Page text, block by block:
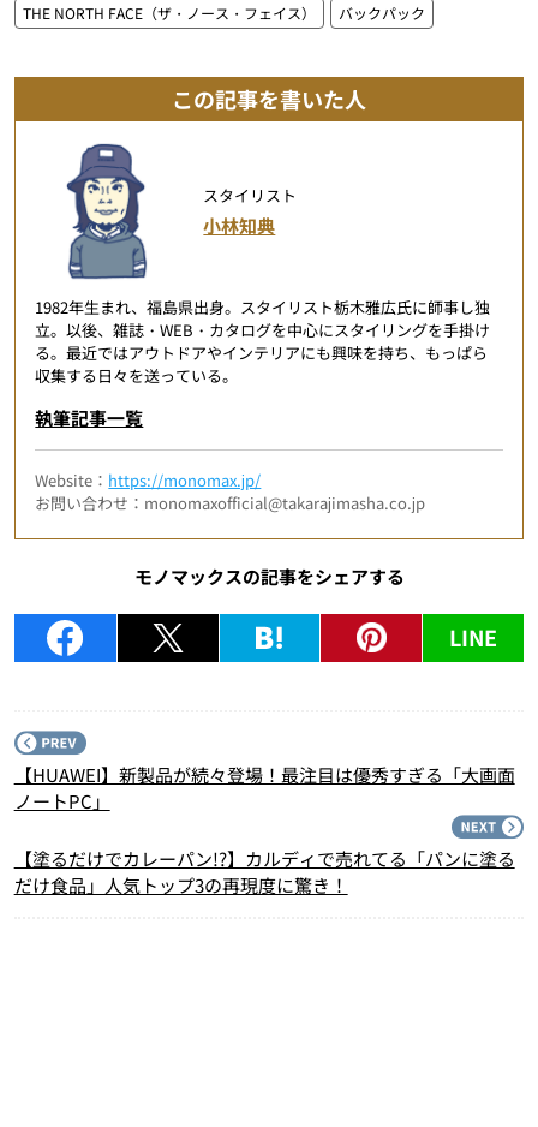
THE NORTH FACE（ザ・ノース・フェイス） バックパック
この記事を書いた人
スタイリスト
小林知典
1982年生まれ、福島県出身。スタイリスト栃木雅広氏に師事し独
立。以後、雑誌・WEB・カタログを中心にスタイリングを手掛け
る。最近ではアウトドアやインテリアにも興味を持ち、もっぱら
収集する日々を送っている。
執筆記事一覧
Website： https://monomax.jp/
お問い合わせ：monomaxofficial@takarajimasha.co.jp
モノマックスの記事をシェアする
LINE
【HUAWEI】新製品が続々登場！最注目は優秀すぎる「大画面
ノートPC」
【塗るだけでカレーパン!?】カルディで売れてる「パンに塗る
だけ食品」人気トップ3の再現度に驚き！